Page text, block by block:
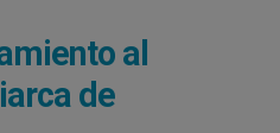
al
de